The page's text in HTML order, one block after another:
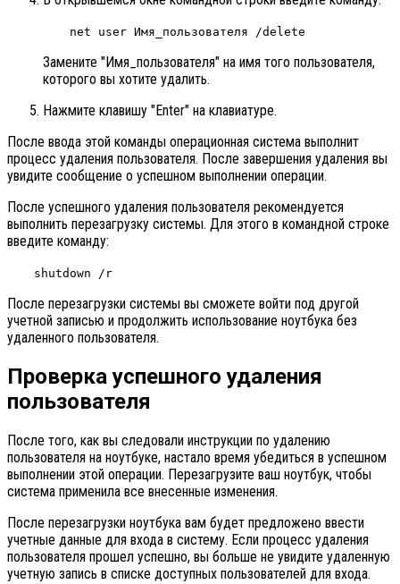
net user Имя_пользователя /delete
Замените "Имя_пользователя" на имя того пользователя,
которого вы хотите удалить.
Нажмите клавишу "Enter" на клавиатуре.
После ввода этой команды операционная система выполнит
процесс удаления пользователя. После завершения удаления вы
увидите сообщение о успешном выполнении операции.
После успешного удаления пользователя рекомендуется
выполнить перезагрузку системы. Для этого в командной строке
введите команду:
shutdown /r
После перезагрузки системы вы сможете войти под другой
учетной записью и продолжить использование ноутбука без
удаленного пользователя.
Проверка успешного удаления
пользователя
После того, как вы следовали инструкции по удалению
пользователя на ноутбуке, настало время убедиться в успешном
выполнении этой операции. Перезагрузите ваш ноутбук, чтобы
система применила все внесенные изменения.
После перезагрузки ноутбука вам будет предложено ввести
учетные данные для входа в систему. Если процесс удаления
пользователя прошел успешно, вы больше не увидите удаленную
учетную запись в списке доступных пользователей для входа.